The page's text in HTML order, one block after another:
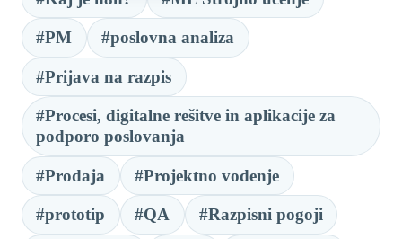
#PM #poslovna analiza
#Prijava na razpis
#Procesi, digitalne rešitve in aplikacije za
podporo poslovanja
#Prodaja #Projektno vodenje
#prototip #QA #Razpisni pogoji